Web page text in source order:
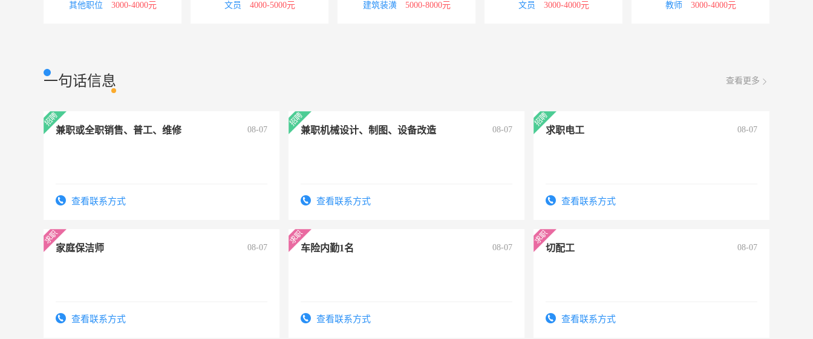
其他职位 3000-4000元 文员 4000-5000元 建筑装潢 5000-8000元 文员 3000-4000元 教师 3000-4000元
一句话信息 查看更多
兼职或全职销售、普工、维修 08-07
查看联系方式
兼职机械设计、制图、设备改造 08-07
查看联系方式
求职电工 08-07
查看联系方式
家庭保洁师 08-07
查看联系方式
车险内勤1名 08-07
查看联系方式
切配工 08-07
查看联系方式